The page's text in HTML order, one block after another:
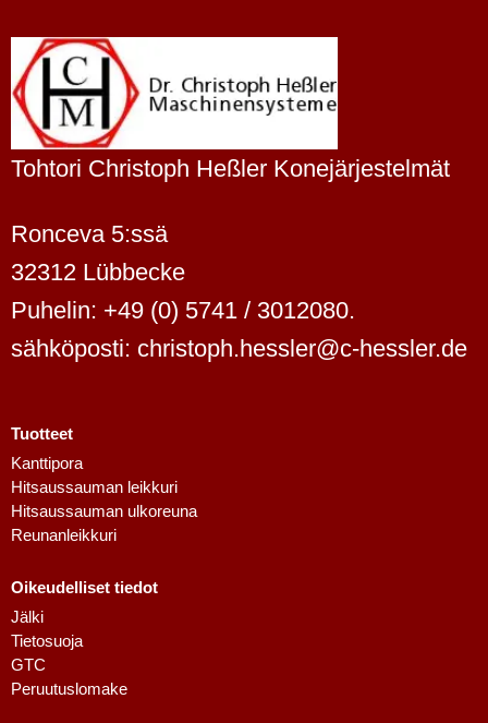
Tohtori Christoph Heßler Konejärjestelmät
Ronceva 5:ssä
32312 Lübbecke
Puhelin: +49 (0) 5741 / 3012080.
sähköposti: christoph.hessler@c-hessler.de
Tuotteet
Kanttipora
Hitsaussauman leikkuri
Hitsaussauman ulkoreuna
Reunanleikkuri
Oikeudelliset tiedot
Jälki
Tietosuoja
GTC
Peruutuslomake
Swedish
Dutch